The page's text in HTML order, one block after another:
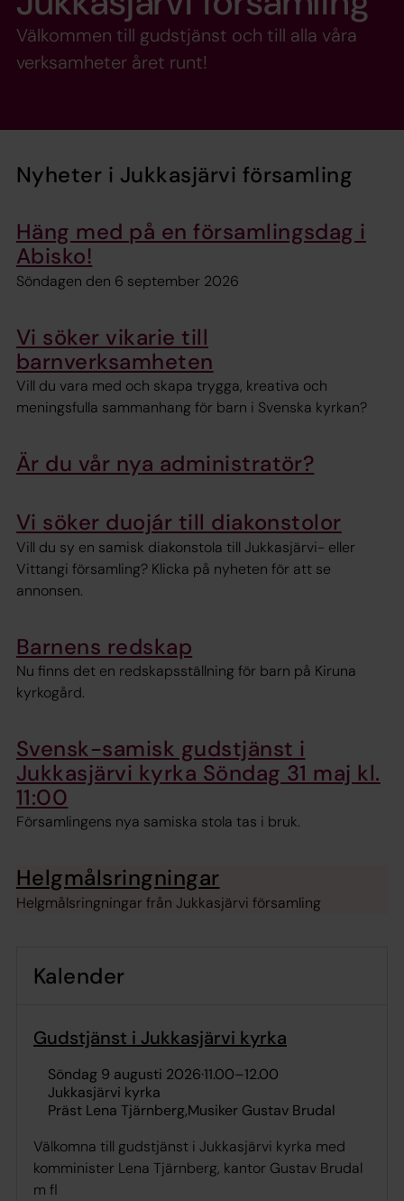
Välkommen till gudstjänst och till alla våra
verksamheter året runt!
Nyheter i Jukkasjärvi församling
Häng med på en församlingsdag i
Abisko!
Söndagen den 6 september 2026
Vi söker vikarie till
barnverksamheten
Vill du vara med och skapa trygga, kreativa och
meningsfulla sammanhang för barn i Svenska kyrkan?
Är du vår nya administratör?
Vi söker duojár till diakonstolor
Vill du sy en samisk diakonstola till Jukkasjärvi- eller
Vittangi församling? Klicka på nyheten för att se
annonsen.
Barnens redskap
Nu finns det en redskapsställning för barn på Kiruna
kyrkogård.
Svensk-samisk gudstjänst i
Jukkasjärvi kyrka Söndag 31 maj kl.
11:00
Församlingens nya samiska stola tas i bruk.
Helgmålsringningar
Helgmålsringningar från Jukkasjärvi församling
Kalender
Gudstjänst i Jukkasjärvi kyrka
söndag 9 augusti 2026·11.00–12.00
Jukkasjärvi kyrka
Präst Lena TjärnbergMusiker Gustav Brudal
Välkomna till gudstjänst i Jukkasjärvi kyrka med
komminister Lena Tjärnberg, kantor Gustav Brudal
m fl